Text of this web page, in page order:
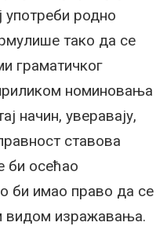
употреби родно
тако да се
граматичког
номиновања
начин, уверавају,
ставова
би осећао
би имао право да се
видом изражавања.